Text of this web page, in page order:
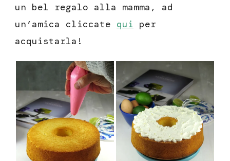
un bel regalo alla mamma, ad
un’amica cliccate qui per
acquistarla!